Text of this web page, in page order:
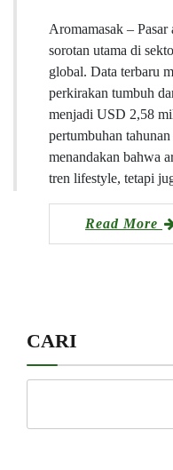
Aromamasak –
sorotan utama di
global. Data terbaru
perkirakan tumbuh
menjadi USD 2,58
pertumbuhan
menandakan bahwa
tren lifestyle, tetapi
Read More
CARI